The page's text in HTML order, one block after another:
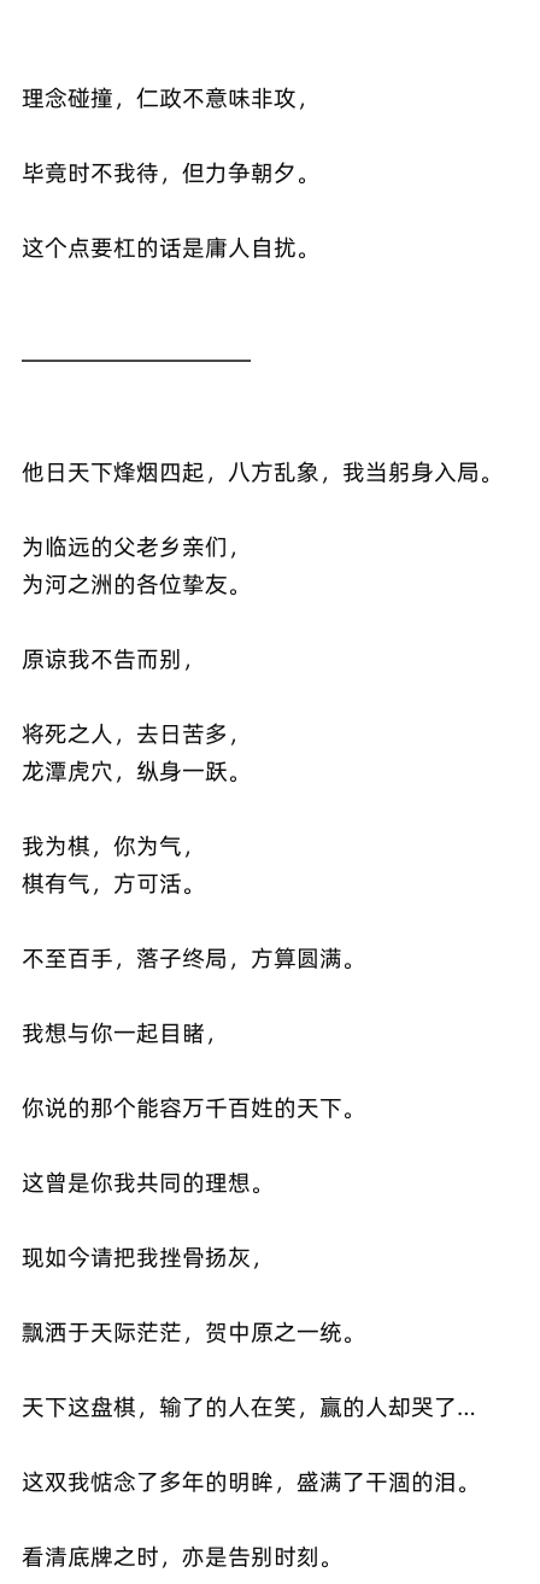
理念碰撞，仁政不意味非攻，
毕竟时不我待，但力争朝夕。
这个点要杠的话是庸人自扰。
——————————
他日天下烽烟四起，八方乱象，我当躬身入局。
为临远的父老乡亲们，
为河之洲的各位挚友。
原谅我不告而别，
将死之人，去日苦多，
龙潭虎穴，纵身一跃。
我为棋，你为气，
棋有气，方可活。
不至百手，落子终局，方算圆满。
我想与你一起目睹，
你说的那个能容万千百姓的天下。
这曾是你我共同的理想。
现如今请把我挫骨扬灰，
飘洒于天际茫茫，贺中原之一统。
天下这盘棋，输了的人在笑，赢的人却哭了…
这双我惦念了多年的明眸，盛满了干涸的泪。
看清底牌之时，亦是告别时刻。